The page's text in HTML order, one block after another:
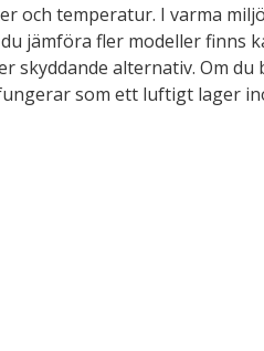
och temperatur. I varma
jämföra fler modeller finns
skyddande alternativ. Om du
som ett luftigt lager